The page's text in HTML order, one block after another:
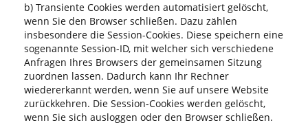
b) Transiente Cookies werden automatisiert gelöscht,
wenn Sie den Browser schließen. Dazu zählen
insbesondere die Session-Cookies. Diese speichern eine
sogenannte Session-ID, mit welcher sich verschiedene
Anfragen Ihres Browsers der gemeinsamen Sitzung
zuordnen lassen. Dadurch kann Ihr Rechner
wiedererkannt werden, wenn Sie auf unsere Website
zurückkehren. Die Session-Cookies werden gelöscht,
wenn Sie sich ausloggen oder den Browser schließen.